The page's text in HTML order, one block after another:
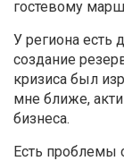
гостевому
У региона есть
создание
кризиса был
мне ближе,
бизнеса.
Есть проблемы